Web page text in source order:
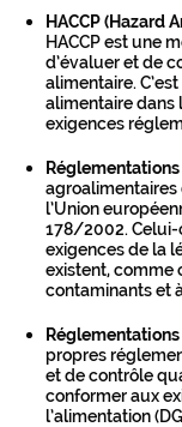
HACCP (Hazard
HACCP est une
d’évaluer et de
alimentaire.
alimentaire dans
exigences
l’Union
178/2002.
exigences de la
existent, comme
contaminants et
propres
et de contrôle
conformer aux
l’alimentation